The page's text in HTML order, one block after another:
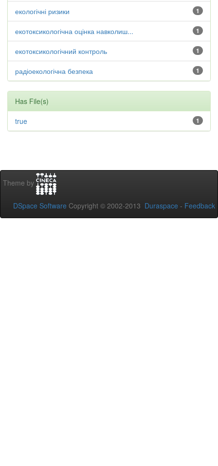
1
екологічні ризики
1
екотоксикологічна оцінка навколиш...
1
екотоксикологічний контроль
1
радіоекологічна безпека
Has File(s)
1
true
Theme by
DSpace Software Copyright © 2002-2013 Duraspace - Feedback